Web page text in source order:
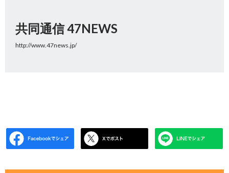
共同通信 47NEWS
http://www.47news.jp/